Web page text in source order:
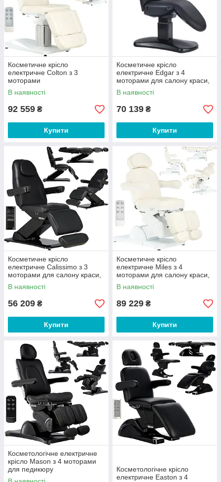
Косметичне крісло
електричне Colton з 3
моторами
В наявності
92 559 ₴
Купити
Косметичне крісло
електричне Edgar з 4
моторами для салону краси,
для педикюру Black
В наявності
70 139 ₴
Купити
Косметичне крісло
електричне Calissimo з 3
моторами для салону краси,
для педикюру Black
В наявності
56 209 ₴
Купити
Косметичне крісло
електричне Miles з 4
моторами для салону краси,
для педикюру
В наявності
89 229 ₴
Купити
Косметологічне електричне
крісло Mason з 4 моторами
для педикюру
Косметологічне крісло
електричне Easton з 4